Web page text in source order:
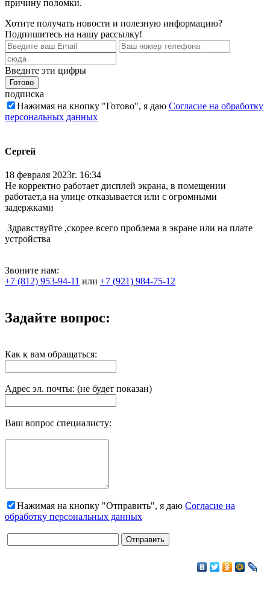
причину поломки.
Хотите получать новости и полезную информацию?
Подпишитесь на нашу рассылку!
Введите эти цифры
подписка
Нажимая на кнопку "Готово", я даю Согласие на обработку
персональных данных
Сергей
18 февраля 2023г. 16:34
Не корректно работает дисплей экрана, в помещении
работает,а на улице отказывается или с огромными
задержками
Здравствуйте ,скорее всего проблема в экране или на плате
устройства
Звоните нам:
+7 (812) 953-94-11 или +7 (921) 984-75-12
Задайте вопрос:
Как к вам обращаться:
Адрес эл. почты: (не будет показан)
Ваш вопрос специалисту:
Нажимая на кнопку "Отправить", я даю Согласие на
обработку персональных данных